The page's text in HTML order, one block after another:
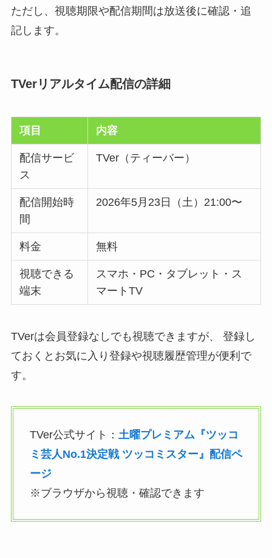
ただし、視聴期限や配信期間は放送後に確認・追
記します。
TVerリアルタイム配信の詳細
項目 内容
配信サービ
ス
TVer（ティーバー）
配信開始時
間
2026年5月23日（土）21:00〜
料金 無料
視聴できる
端末
スマホ・PC・タブレット・ス
マートTV
TVerは会員登録なしでも視聴できますが、 登録し
ておくとお気に入り登録や視聴履歴管理が便利で
す。
TVer公式サイト： 土曜プレミアム『ツッコ
ミ芸人No.1決定戦 ツッコミスター』配信ペ
ージ
※ブラウザから視聴・確認できます